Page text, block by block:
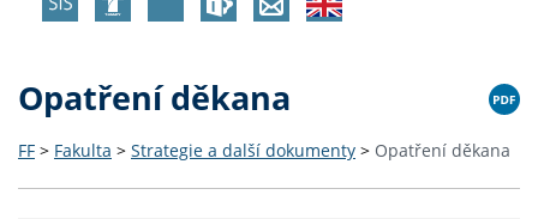
Opatření děkana
FF > Fakulta > Strategie a další dokumenty > Opatření děkana